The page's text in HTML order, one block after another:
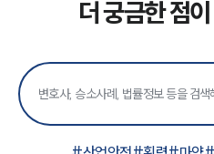
더 궁금한 점